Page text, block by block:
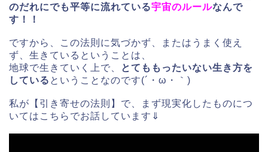
のだれにでも平等に流れている宇宙のルールなんで
す！！
ですから、この法則に気づかず、またはうまく使え
ず、生きているということは、
地球で生きていく上で、
とてももったいない生き方を
している ということなのです(´・ω・｀)
私が【引き寄せの法則】で、まず現実化したものにつ
いてはこちらでお話しています⇓